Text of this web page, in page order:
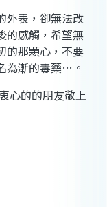
外表，卻無法改
的感觸，希望無
的那顆心，不要
為漸的毒藥… 。
心的的朋友敬上